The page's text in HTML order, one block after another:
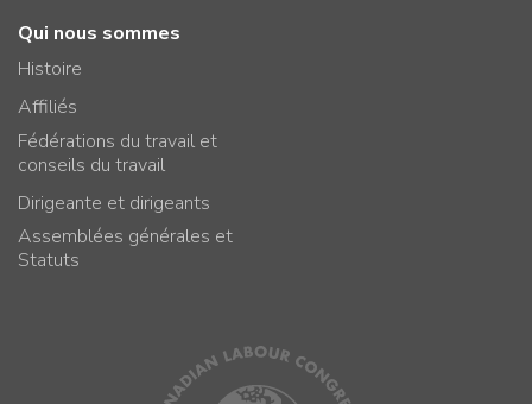
Qui nous sommes
Histoire
Affiliés
Fédérations du travail et
conseils du travail
Dirigeante et dirigeants
Assemblées générales et
Statuts